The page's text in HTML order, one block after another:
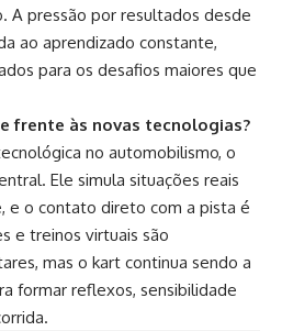
A pressão por resultados desde
ao aprendizado constante,
para os desafios maiores que
frente às novas tecnologias?
no automobilismo, o
Ele simula situações reais
e o contato direto com a pista é
e treinos virtuais são
mas o kart continua sendo a
formar reflexos, sensibilidade